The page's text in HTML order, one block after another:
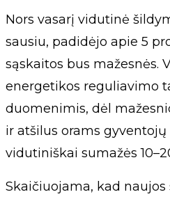
Nors vasarį vidutinė
sausiu, padidėjo apie 5
sąskaitos bus mažesnės.
energetikos reguliavimo
duomenimis, dėl
ir atšilus orams
vidutiniškai sumažės
Skaičiuojama, kad